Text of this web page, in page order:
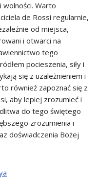
Warto
de Rossi regularnie,
od miejsca,
i otwarci na
tego
pocieszenia, siły i
się z uzależnieniem i
również zapoznać się z
aby lepiej zrozumieć i
do tego świętego
zrozumienia i
doświadczenia Bożej